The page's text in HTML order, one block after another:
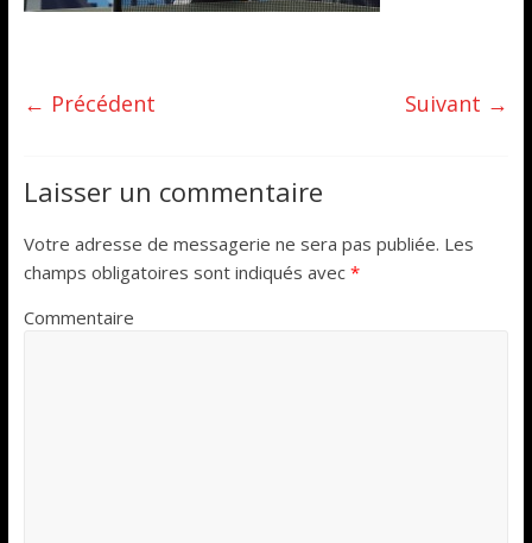
← Précédent Suivant →
Laisser un commentaire
Votre adresse de messagerie ne sera pas publiée. Les
champs obligatoires sont indiqués avec *
Commentaire